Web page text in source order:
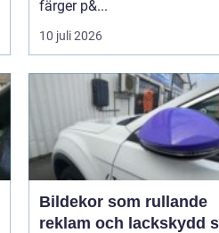
färger p&...
10 juli 2026
Bildekor som rullande
reklam och lackskydd så